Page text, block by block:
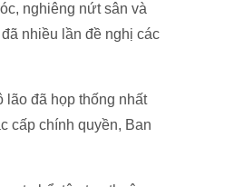
nghiêng nứt sân và
nhiều lần đề nghị các
lão đã họp thống nhất
cấp chính quyền, Ban